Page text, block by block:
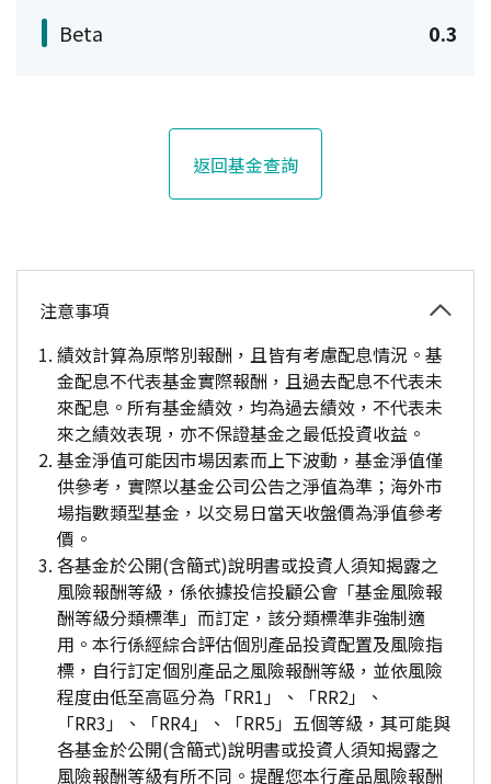
Beta 0.3
返回基金查詢
注意事項
績效計算為原幣別報酬，且皆有考慮配息情況。基
金配息不代表基金實際報酬，且過去配息不代表未
來配息。所有基金績效，均為過去績效，不代表未
來之績效表現，亦不保證基金之最低投資收益。
基金淨值可能因市場因素而上下波動，基金淨值僅
供參考，實際以基金公司公告之淨值為準；海外市
場指數類型基金，以交易日當天收盤價為淨值參考
價。
各基金於公開(含簡式)說明書或投資人須知揭露之
風險報酬等級，係依據投信投顧公會「基金風險報
酬等級分類標準」而訂定，該分類標準非強制適
用。本行係經綜合評估個別產品投資配置及風險指
標，自行訂定個別產品之風險報酬等級，並依風險
程度由低至高區分為「RR1」、「RR2」、
「RR3」、「RR4」、「RR5」五個等級，其可能與
各基金於公開(含簡式)說明書或投資人須知揭露之
風險報酬等級有所不同。提醒您本行產品風險報酬